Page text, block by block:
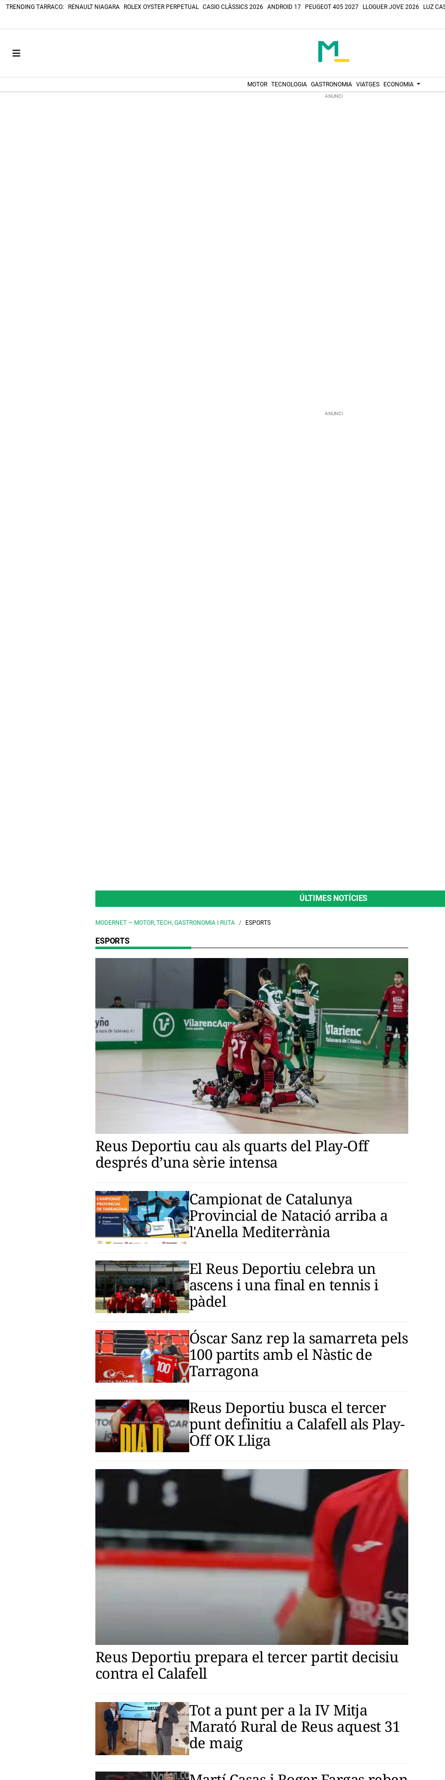
TRENDING TARRACO: RENAULT NIAGARA ROLEX OYSTER PERPETUAL CASIO CLÀSSICS 2026 ANDROID 17 PEUGEOT 405 2027 LLOGUER JOVE 2026 LUZ
MOTOR TECNOLOGIA GASTRONOMIA VIATGES ECONOMIA
ÚLTIMES NOTÍCIES
MODERNET — MOTOR, TECH, GASTRONOMIA I RUTA ESPORTS
ESPORTS
Reus Deportiu cau als quarts del Play-Off
després d’una sèrie intensa
Campionat de Catalunya
Provincial de Natació arriba a
l'Anella Mediterrània
El Reus Deportiu celebra un
ascens i una final en tennis i
pàdel
Óscar Sanz rep la samarreta pels
100 partits amb el Nàstic de
Tarragona
Reus Deportiu busca el tercer
punt definitiu a Calafell als Play-
Off OK Lliga
Reus Deportiu prepara el tercer partit decisiu
contra el Calafell
Tot a punt per a la IV Mitja
Marató Rural de Reus aquest 31
de maig